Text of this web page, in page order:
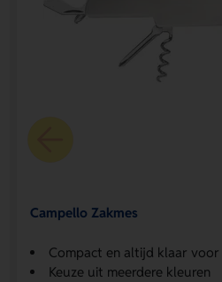
Campello Zakmes
Compact en altijd klaar voor
Keuze uit meerdere kleuren